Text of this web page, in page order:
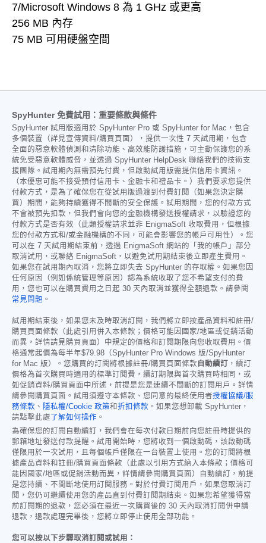
7/Microsoft Windows 8 為 1 GHz 或更高
256 MB 內存
75 MB 可用硬盤空間
SpyHunter 免費試用：重要條款與條件
SpyHunter 試用版適用於 SpyHunter Pro 或 SpyHunter for Mac，包含
多個裝置（詳見宣傳資料/購買頁面），提供一次性 7 天試用期，包含
全面的惡意軟體偵測和清除功能、高效能防護措施，可主動保護您的系
統免受惡意軟體威脅，並透過 SpyHunter HelpDesk 聯絡我們的技術支
援團隊。試用期內無需預先付費，但啟動試用版需提供信用卡資訊。
（本優惠可能不接受預付信用卡、金融卡和禮品卡。）我們要求您提供
付款方式，是為了確保您在從試用版過渡到付費訂閱（如果您決定購
買）期間，能夠持續獲得不間斷的安全保護。試用期間，您的付款方式
不會被預先扣款，但我們會向您的金融機構發送授權請求，以驗證您的
付款方式是否有效（此類授權請求並非 EnigmaSoft 收取費用，但根據
您的付款方式和/或金融機構的不同，可能會影響您的帳戶可用性）。您
可以在 7 天試用期結束前，透過 EnigmaSoft 網站的「我的帳戶」部分
取消試用，或聯絡 EnigmaSoft，以避免試用期結束後立即產生費用。
如果您在試用期內取消，您將立即失去 SpyHunter 的存取權。如果您因
任何原因（例如係統管理等原因）認為系統收取了您不希望支付的費
用，您也可以在購買費用之日起 30 天內取消並獲得全額退款。請參閱
常見問題 。
試用期結束後，如果您未及時取消訂閱，我們將立即按產品資料和註冊/
購買頁面條款（此處引用併入本條款；價格可能因國家/地區或促銷活動
而異，詳情請見購買頁面）中規定的價格和訂閱期限向您收取費用。價
格通常起價為每半年$79.98 （SpyHunter Pro Windows 版/SpyHunter
for Mac 版）。您購買的訂閱將根據註冊/購買頁面條款 自動續訂 ，續訂
價格為首次購買時適用的標準訂閱費，續訂期限與首次購買時相同，或
如促銷資料/購買頁面中所述，前提是您是連續不間斷的訂閱用戶。詳情
請參閱購買頁面。試用須遵守本條款、您同意的最終使用者授權協議/服
務條款 、 隱私權/Cookie 政策和折扣條款 。如果您想卸載 SpyHunter，
請點擊此處了解如何操作 。
為確保您的訂閱自動續訂，我們會在每次付款日期前向您註冊時提供的
郵箱地址發送付款提醒。試用開始時，您將收到一個啟動碼，該啟動碼
僅限用於一次試用，且每個帳戶僅限在一台裝置上使用。您的訂閱將根
據產品資料和註冊/購買頁面條款（此處以引用方式納入本條款；價格可
能因國家/地區或促銷活動而異，詳情請參閱購買頁面）自動續訂，前提
是您持續、不間斷地使用訂閱服務。對於付費訂閱用戶，如果您取消訂
閱，您仍可繼續使用您的產品直到付費訂閱期結束。如果您希望獲得當
前訂閱期的退款，您必須在最近一次購買後的 30 天內取消訂閱併申請
退款，退款處理完畢後，您將立即停止使用全部功能。
您可以按以下步驟取消訂閱或試用：